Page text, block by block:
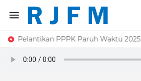
Pelantikan PPPK Paruh Waktu 2025